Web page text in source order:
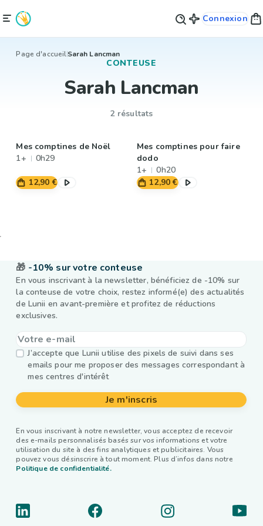
Connexion
Page d'accueilSarah Lancman
CONTEUSE
Sarah Lancman
2 résultats
Mes comptines de Noël
1+
0h29
12,90 €
Mes comptines pour faire
dodo
1+
0h20
12,90 €
🎁 -10% sur votre conteuse
En vous inscrivant à la newsletter, bénéficiez de -10% sur
la conteuse de votre choix, restez informé(e) des actualités
de Lunii en avant-première et profitez de réductions
exclusives.
J’accepte que Lunii utilise des pixels de suivi dans ses
emails pour me proposer des messages correspondant à
mes centres d'intérêt
Je m'inscris
En vous inscrivant à notre newsletter, vous acceptez de recevoir
des e-mails personnalisés basés sur vos informations et votre
utilisation du site à des fins analytiques et publicitaires. Vous
pouvez vous désinscrire à tout moment. Plus d’infos dans notre
Politique de confidentialité.